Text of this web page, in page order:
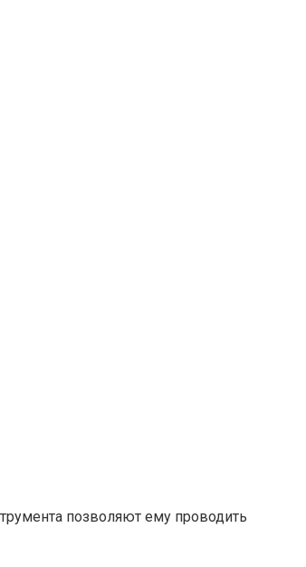
позволяют ему проводить